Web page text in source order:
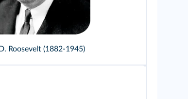
of Congress/Wikimedia
Roosevelt (1882-1945)